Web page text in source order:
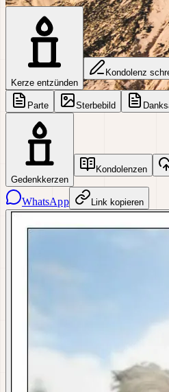
Kerze entzünden
Kondolenz
Parte Sterbebild
Gedenkkerzen
Kondolenzen
WhatsApp Link kopieren